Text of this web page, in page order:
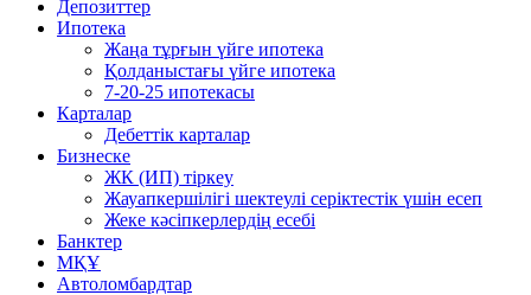
Депозиттер
Ипотека
Жаңа тұрғын үйге ипотека
Қолданыстағы үйге ипотека
7-20-25 ипотекасы
Карталар
Дебеттік карталар
Бизнеске
ЖК (ИП) тіркеу
Жауапкершілігі шектеулі серіктестік үшін есеп
Жеке кәсіпкерлердің есебі
Банктер
МҚҰ
Автоломбардтар